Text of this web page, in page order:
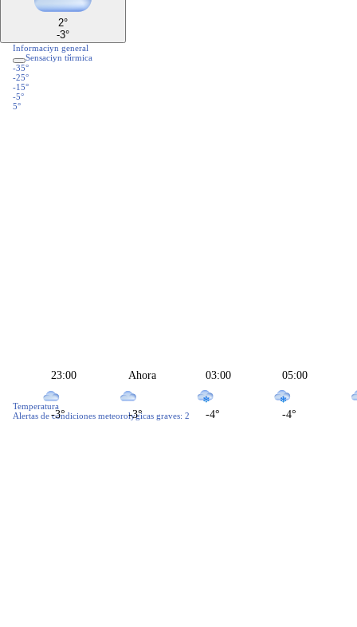
2°
-3°
Informaciуn general
Sensaciуn tйrmica
-35°
-25°
-15°
-5°
5°
23:00
-3°
Ahora
-3°
03:00
-4°
05:00
-4°
Temperatura
Alertas de condiciones meteorolуgicas graves: 2